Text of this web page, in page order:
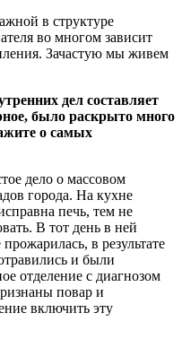
в структуре
во многом зависит
Зачастую мы живем
дел составляет
было раскрыто много
о самых
дело о массовом
города. На кухне
печь, тем не
В тот день в ней
в результате
и были
отделение с диагнозом
повар и
включить эту